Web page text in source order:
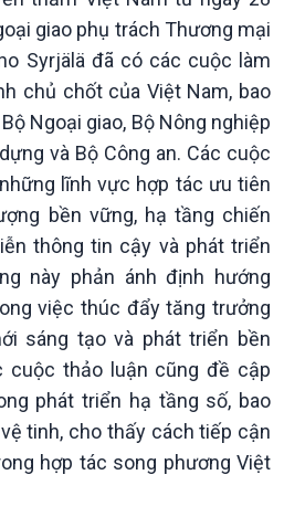
Thế giới
Tin thế giới
Vấn đề quốc tế
Hồ sơ sự kiện quốc tế
Thế giới & Việt Nam
Biên cương - Một dải vững
bền
giao phụ trách Thương mại
Syrjälä đã có các cuộc làm
chủ chốt của Việt Nam, bao
Ngoại giao, Bộ Nông nghiệp
và Bộ Công an. Các cuộc
lĩnh vực hợp tác ưu tiên
bền vững, hạ tầng chiến
thông tin cậy và phát triển
này phản ánh định hướng
việc thúc đẩy tăng trưởng
sáng tạo và phát triển bền
cuộc thảo luận cũng đề cập
phát triển hạ tầng số, bao
tinh, cho thấy cách tiếp cận
hợp tác song phương Việt